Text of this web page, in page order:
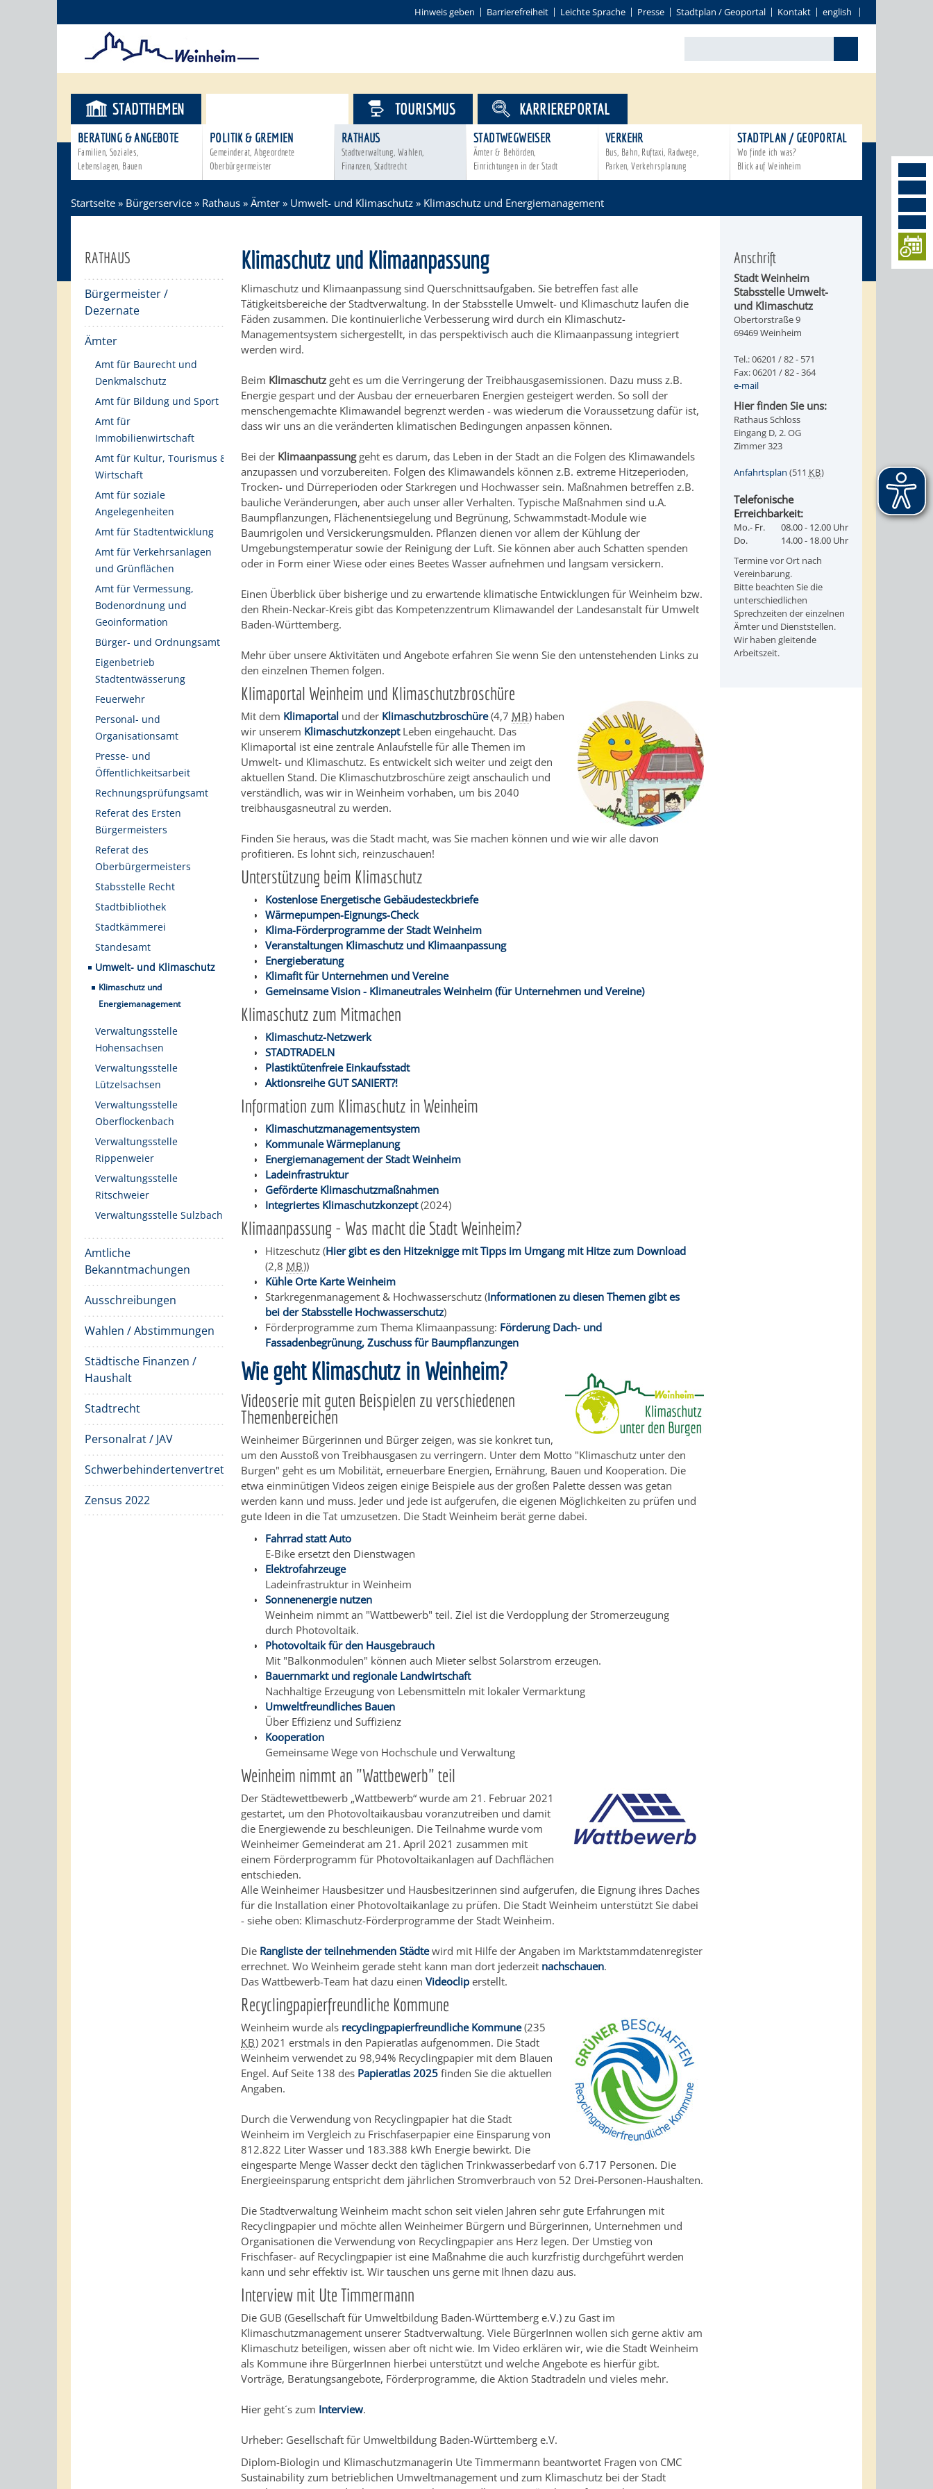
Hinweis geben Barrierefreiheit Leichte Sprache Presse Stadtplan / Geoportal Kontakt english
STADTTHEMEN
BERATUNG & ANGEBOTE
Familien, Soziales,
Lebenslagen, Bauen
POLITIK & GREMIEN
Gemeinderat, Abgeordnete
Oberbürgermeister
RATHAUS
Stadtverwaltung, Wahlen,
Finanzen, Stadtrecht
STADTWEGWEISER
Ämter & Behörden,
Einrichtungen in der Stadt
VERKEHR
Bus, Bahn, Ruftaxi, Radwege,
Parken, Verkehrsplanung
STADTPLAN / GEOPORTAL
Wo finde ich was?
Blick auf Weinheim
TOURISMUS KARRIEREPORTAL
Startseite » Bürgerservice » Rathaus » Ämter » Umwelt- und Klimaschutz » Klimaschutz und Energiemanagement
RATHAUS
Bürgermeister /
Dezernate
Ämter
Amt für Baurecht und
Denkmalschutz
Amt für Bildung und Sport
Amt für
Immobilienwirtschaft
Amt für Kultur, Tourismus &
Wirtschaft
Amt für soziale
Angelegenheiten
Amt für Stadtentwicklung
Amt für Verkehrsanlagen
und Grünflächen
Amt für Vermessung,
Bodenordnung und
Geoinformation
Bürger- und Ordnungsamt
Eigenbetrieb
Stadtentwässerung
Feuerwehr
Personal- und
Organisationsamt
Presse- und
Öffentlichkeitsarbeit
Rechnungsprüfungsamt
Referat des Ersten
Bürgermeisters
Referat des
Oberbürgermeisters
Stabsstelle Recht
Stadtbibliothek
Stadtkämmerei
Standesamt
Umwelt- und Klimaschutz
Klimaschutz und
Energiemanagement
Verwaltungsstelle
Hohensachsen
Verwaltungsstelle
Lützelsachsen
Verwaltungsstelle
Oberflockenbach
Verwaltungsstelle
Rippenweier
Verwaltungsstelle
Ritschweier
Verwaltungsstelle Sulzbach
Amtliche
Bekanntmachungen
Ausschreibungen
Wahlen / Abstimmungen
Städtische Finanzen /
Haushalt
Stadtrecht
Personalrat / JAV
Schwerbehindertenvertretung
Zensus 2022
Klimaschutz und Klimaanpassung
Klimaschutz und Klimaanpassung sind Querschnittsaufgaben. Sie betreffen fast alle
Tätigkeitsbereiche der Stadtverwaltung. In der Stabsstelle Umwelt- und Klimaschutz laufen die
Fäden zusammen. Die kontinuierliche Verbesserung wird durch ein Klimaschutz-
Managementsystem sichergestellt, in das perspektivisch auch die Klimaanpassung integriert
werden wird.
Beim Klimaschutz geht es um die Verringerung der Treibhausgasemissionen. Dazu muss z.B.
Energie gespart und der Ausbau der erneuerbaren Energien gesteigert werden. So soll der
menschengemachte Klimawandel begrenzt werden - was wiederum die Voraussetzung dafür ist,
dass wir uns an die veränderten klimatischen Bedingungen anpassen können.
Bei der Klimaanpassung geht es darum, das Leben in der Stadt an die Folgen des Klimawandels
anzupassen und vorzubereiten. Folgen des Klimawandels können z.B. extreme Hitzeperioden,
Trocken- und Dürreperioden oder Starkregen und Hochwasser sein. Maßnahmen betreffen z.B.
bauliche Veränderungen, aber auch unser aller Verhalten. Typische Maßnahmen sind u.A.
Baumpflanzungen, Flächenentsiegelung und Begrünung, Schwammstadt-Module wie
Baumrigolen und Versickerungsmulden. Pflanzen dienen vor allem der Kühlung der
Umgebungstemperatur sowie der Reinigung der Luft. Sie können aber auch Schatten spenden
oder in Form einer Wiese oder eines Beetes Wasser aufnehmen und langsam versickern.
Einen Überblick über bisherige und zu erwartende klimatische Entwicklungen für Weinheim bzw.
den Rhein-Neckar-Kreis gibt das Kompetenzzentrum Klimawandel der Landesanstalt für Umwelt
Baden-Württemberg.
Mehr über unsere Aktivitäten und Angebote erfahren Sie wenn Sie den untenstehenden Links zu
den einzelnen Themen folgen.
Klimaportal Weinheim und Klimaschutzbroschüre
Mit dem Klimaportal und der Klimaschutzbroschüre(4,7 MB) haben
wir unserem Klimaschutzkonzept Leben eingehaucht. Das
Klimaportal ist eine zentrale Anlaufstelle für alle Themen im
Umwelt- und Klimaschutz. Es entwickelt sich weiter und zeigt den
aktuellen Stand. Die Klimaschutzbroschüre zeigt anschaulich und
verständlich, was wir in Weinheim vorhaben, um bis 2040
treibhausgasneutral zu werden.
Finden Sie heraus, was die Stadt macht, was Sie machen können und wie wir alle davon
profitieren. Es lohnt sich, reinzuschauen!
Unterstützung beim Klimaschutz
Kostenlose Energetische Gebäudesteckbriefe
Wärmepumpen-Eignungs-Check
Klima-Förderprogramme der Stadt Weinheim
Veranstaltungen Klimaschutz und Klimaanpassung
Energieberatung
Klimafit für Unternehmen und Vereine
Gemeinsame Vision - Klimaneutrales Weinheim (für Unternehmen und Vereine)
Klimaschutz zum Mitmachen
Klimaschutz-Netzwerk
STADTRADELN
Plastiktütenfreie Einkaufsstadt
Aktionsreihe GUT SANIERT?!
Information zum Klimaschutz in Weinheim
Klimaschutzmanagementsystem
Kommunale Wärmeplanung
Energiemanagement der Stadt Weinheim
Ladeinfrastruktur
Geförderte Klimaschutzmaßnahmen
Integriertes Klimaschutzkonzept(2024)
Klimaanpassung - Was macht die Stadt Weinheim?
Hitzeschutz (Hier gibt es den Hitzeknigge mit Tipps im Umgang mit Hitze zum Download
(2,8 MB))
Kühle Orte Karte Weinheim
Starkregenmanagement & Hochwasserschutz (Informationen zu diesen Themen gibt es
bei der Stabsstelle Hochwasserschutz)
Förderprogramme zum Thema Klimaanpassung: Förderung Dach- und
Fassadenbegrünung, Zuschuss für Baumpflanzungen
Wie geht Klimaschutz in Weinheim?
Videoserie mit guten Beispielen zu verschiedenen
Themenbereichen
Weinheimer Bürgerinnen und Bürger zeigen, was sie konkret tun,
um den Ausstoß von Treibhausgasen zu verringern. Unter dem Motto "Klimaschutz unter den
Burgen" geht es um Mobilität, erneuerbare Energien, Ernährung, Bauen und Kooperation. Die
etwa einminütigen Videos zeigen einige Beispiele aus der großen Palette dessen was getan
werden kann und muss. Jeder und jede ist aufgerufen, die eigenen Möglichkeiten zu prüfen und
gute Ideen in die Tat umzusetzen. Die Stadt Weinheim berät gerne dabei.
Fahrrad statt Auto
E-Bike ersetzt den Dienstwagen
Elektrofahrzeuge
Ladeinfrastruktur in Weinheim
Sonnenenergie nutzen
Weinheim nimmt an "Wattbewerb" teil. Ziel ist die Verdopplung der Stromerzeugung
durch Photovoltaik.
Photovoltaik für den Hausgebrauch
Mit "Balkonmodulen" können auch Mieter selbst Solarstrom erzeugen.
Bauernmarkt und regionale Landwirtschaft
Nachhaltige Erzeugung von Lebensmitteln mit lokaler Vermarktung
Umweltfreundliches Bauen
Über Effizienz und Suffizienz
Kooperation
Gemeinsame Wege von Hochschule und Verwaltung
Weinheim nimmt an "Wattbewerb" teil
Der Städtewettbewerb „Wattbewerb“ wurde am 21. Februar 2021
gestartet, um den Photovoltaikausbau voranzutreiben und damit
die Energiewende zu beschleunigen. Die Teilnahme wurde vom
Weinheimer Gemeinderat am 21. April 2021 zusammen mit
einem Förderprogramm für Photovoltaikanlagen auf Dachflächen
entschieden.
Alle Weinheimer Hausbesitzer und Hausbesitzerinnen sind aufgerufen, die Eignung ihres Daches
für die Installation einer Photovoltaikanlage zu prüfen. Die Stadt Weinheim unterstützt Sie dabei
- siehe oben: Klimaschutz-Förderprogramme der Stadt Weinheim.
Die Rangliste der teilnehmenden Städtewird mit Hilfe der Angaben im Marktstammdatenregister
errechnet. Wo Weinheim gerade steht kann man dort jederzeit nachschauen.
Das Wattbewerb-Team hat dazu einenVideoclip erstellt.
Recyclingpapierfreundliche Kommune
Weinheim wurde als recyclingpapierfreundliche Kommune(235
KB) 2021 erstmals in den Papieratlas aufgenommen. Die Stadt
Weinheim verwendet zu 98,94% Recyclingpapier mit dem Blauen
Engel. Auf Seite 138 des Papieratlas 2025 finden Sie die aktuellen
Angaben.
Durch die Verwendung von Recyclingpapier hat die Stadt
Weinheim im Vergleich zu Frischfaserpapier eine Einsparung von
812.822 Liter Wasser und 183.388 kWh Energie bewirkt. Die
eingesparte Menge Wasser deckt den täglichen Trinkwasserbedarf von 6.717 Personen. Die
Energieeinsparung entspricht dem jährlichen Stromverbrauch von 52 Drei-Personen-Haushalten.
Die Stadtverwaltung Weinheim macht schon seit vielen Jahren sehr gute Erfahrungen mit
Recyclingpapier und möchte allen Weinheimer Bürgern und Bürgerinnen, Unternehmen und
Organisationen die Verwendung von Recyclingpapier ans Herz legen. Der Umstieg von
Frischfaser- auf Recyclingpapier ist eine Maßnahme die auch kurzfristig durchgeführt werden
kann und sehr effektiv ist. Wir tauschen uns gerne mit Ihnen dazu aus.
Interview mit Ute Timmermann
Die GUB (Gesellschaft für Umweltbildung Baden-Württemberg e.V.) zu Gast im
Klimaschutzmanagement unserer Stadtverwaltung. Viele BürgerInnen wollen sich gerne aktiv am
Klimaschutz beteiligen, wissen aber oft nicht wie. Im Video erklären wir, wie die Stadt Weinheim
als Kommune ihre BürgerInnen hierbei unterstützt und welche Angebote es hierfür gibt.
Vorträge, Beratungsangebote, Förderprogramme, die Aktion Stadtradeln und vieles mehr.
Hier geht´s zum Interview.
Urheber: Gesellschaft für Umweltbildung Baden-Württemberg e.V.
Diplom-Biologin und Klimaschutzmanagerin Ute Timmermann beantwortet Fragen von CMC
Sustainability zum betrieblichen Umweltmanagement und zum Klimaschutz bei der Stadt
Anschrift
Stadt Weinheim
Stabsstelle Umwelt-
und Klimaschutz
Obertorstraße 9
69469 Weinheim
Tel.: 06201 / 82 - 571
Fax: 06201 / 82 - 364
e-mail
Hier finden Sie uns:
Rathaus Schloss
Eingang D, 2. OG
Zimmer 323
Anfahrtsplan (511 KB)
Telefonische
Erreichbarkeit:
Mo.- Fr.
08.00 - 12.00 Uhr
Do.
14.00 - 18.00 Uhr
Termine vor Ort nach
Vereinbarung.
Bitte beachten Sie die
unterschiedlichen
Sprechzeiten der einzelnen
Ämter und Dienststellen.
Wir haben gleitende
Arbeitszeit.